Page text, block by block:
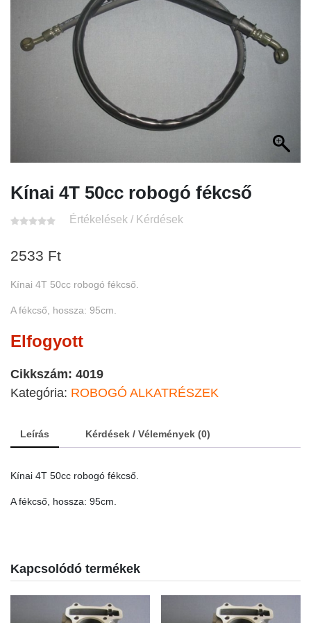
Kínai 4T 50cc robogó fékcső
Értékelések / Kérdések
2533 Ft
Kínai 4T 50cc robogó fékcső.
A fékcső, hossza: 95cm.
Elfogyott
Cikkszám: 4019
Kategória: ROBOGÓ ALKATRÉSZEK
Leírás Kérdések / Vélemények (0)
Kínai 4T 50cc robogó fékcső.
A fékcső, hossza: 95cm.
Kapcsolódó termékek